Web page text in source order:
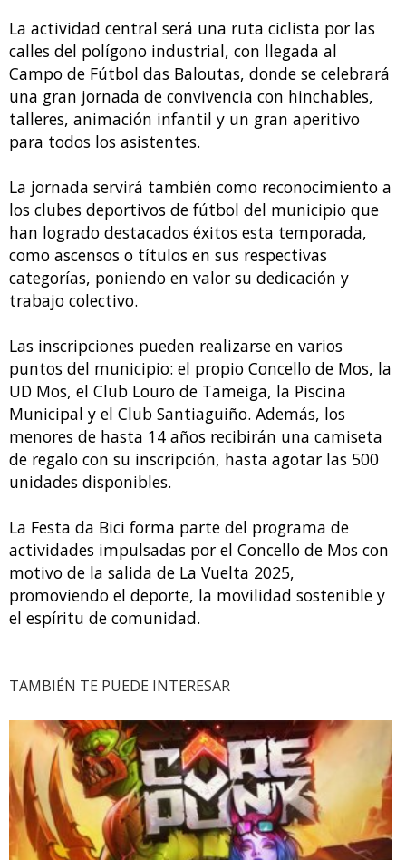
La actividad central será una ruta ciclista por las
calles del polígono industrial, con llegada al
Campo de Fútbol das Baloutas, donde se celebrará
una gran jornada de convivencia con hinchables,
talleres, animación infantil y un gran aperitivo
para todos los asistentes.
La jornada servirá también como reconocimiento a
los clubes deportivos de fútbol del municipio que
han logrado destacados éxitos esta temporada,
como ascensos o títulos en sus respectivas
categorías, poniendo en valor su dedicación y
trabajo colectivo.
Las inscripciones pueden realizarse en varios
puntos del municipio: el propio Concello de Mos, la
UD Mos, el Club Louro de Tameiga, la Piscina
Municipal y el Club Santiaguiño. Además, los
menores de hasta 14 años recibirán una camiseta
de regalo con su inscripción, hasta agotar las 500
unidades disponibles.
La Festa da Bici forma parte del programa de
actividades impulsadas por el Concello de Mos con
motivo de la salida de La Vuelta 2025,
promoviendo el deporte, la movilidad sostenible y
el espíritu de comunidad.
TAMBIÉN TE PUEDE INTERESAR